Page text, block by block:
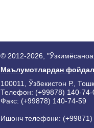
© 2012-2026,
Маълумотлардан
100011, Ўзбекистон Р.,
Телефон: (+99878) 140-74-
Факс: (+99878) 140-74-59
Ишонч телефони: (+99871)